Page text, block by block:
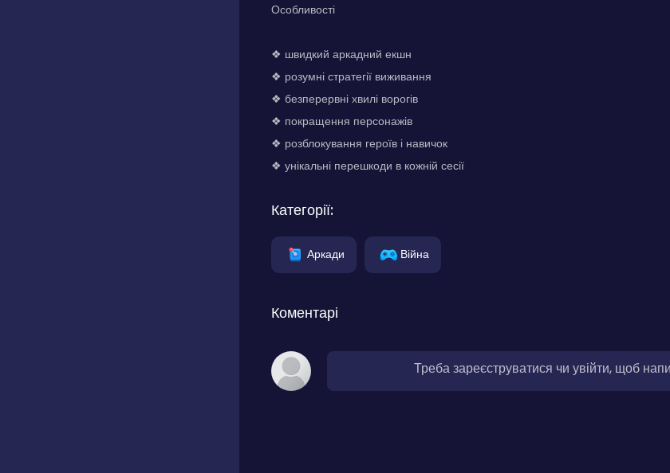
Особливості
❖ швидкий аркадний екшн
❖ розумні стратегії виживання
❖ безперервні хвилі ворогів
❖ покращення персонажів
❖ розблокування героїв і навичок
❖ унікальні перешкоди в кожній сесії
Категорії:
Аркади Війна
Коментарі
Треба зареєструватися чи увійти, щоб